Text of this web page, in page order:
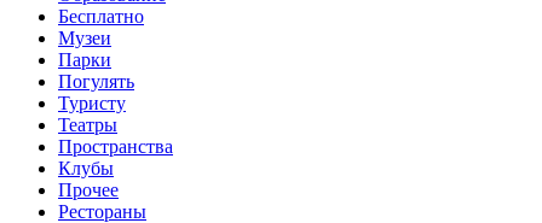
Бесплатно
Музеи
Парки
Погулять
Туристу
Театры
Пространства
Клубы
Прочее
Рестораны